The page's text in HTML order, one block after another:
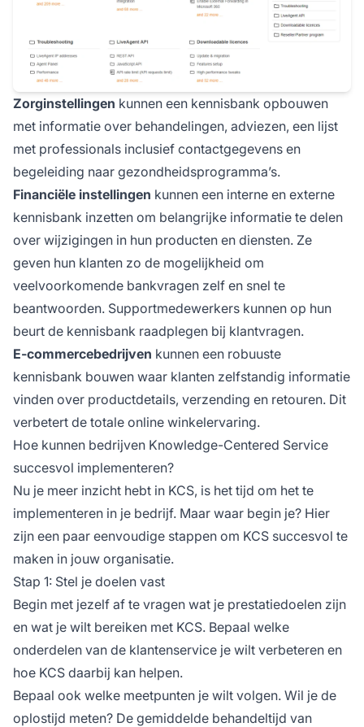
Zorginstellingen kunnen een kennisbank opbouwen
met informatie over behandelingen, adviezen, een lijst
met professionals inclusief contactgegevens en
begeleiding naar gezondheidsprogramma’s.
Financiële instellingen kunnen een interne en externe
kennisbank inzetten om belangrijke informatie te delen
over wijzigingen in hun producten en diensten. Ze
geven hun klanten zo de mogelijkheid om
veelvoorkomende bankvragen zelf en snel te
beantwoorden. Supportmedewerkers kunnen op hun
beurt de kennisbank raadplegen bij klantvragen.
E-commercebedrijven kunnen een robuuste
kennisbank bouwen waar klanten zelfstandig informatie
vinden over productdetails, verzending en retouren. Dit
verbetert de totale online winkelervaring.
Hoe kunnen bedrijven Knowledge-Centered Service
succesvol implementeren?
Nu je meer inzicht hebt in KCS, is het tijd om het te
implementeren in je bedrijf. Maar waar begin je? Hier
zijn een paar eenvoudige stappen om KCS succesvol te
maken in jouw organisatie.
Stap 1: Stel je doelen vast
Begin met jezelf af te vragen wat je prestatiedoelen zijn
en wat je wilt bereiken met KCS. Bepaal welke
onderdelen van de klantenservice je wilt verbeteren en
hoe KCS daarbij kan helpen.
Bepaal ook welke meetpunten je wilt volgen. Wil je de
oplostijd meten? De gemiddelde behandeltijd van